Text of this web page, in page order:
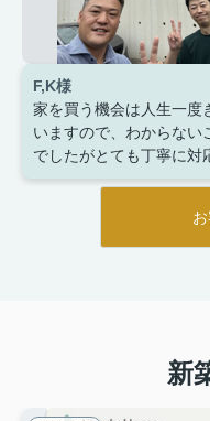
F,K様
家を買う機会は人生一度
いますので、わからない
でしたがとても丁寧に対
新